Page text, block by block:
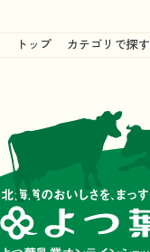
トップ カテゴリで探す